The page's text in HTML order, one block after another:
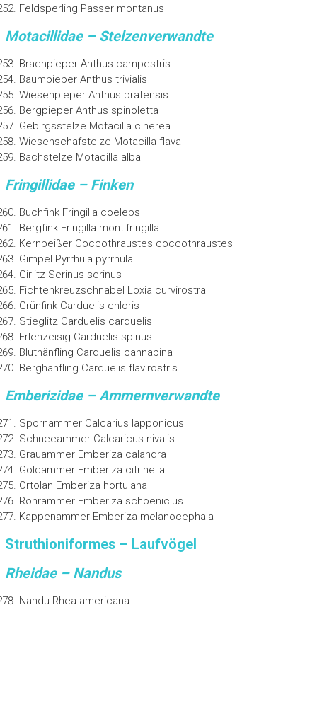
Feldsperling Passer montanus
Motacillidae – Stelzenverwandte
Brachpieper Anthus campestris
Baumpieper Anthus trivialis
Wiesenpieper Anthus pratensis
Bergpieper Anthus spinoletta
Gebirgsstelze Motacilla cinerea
Wiesenschafstelze Motacilla flava
Bachstelze Motacilla alba
Fringillidae – Finken
Buchfink Fringilla coelebs
Bergfink Fringilla montifringilla
Kernbeißer Coccothraustes coccothraustes
Gimpel Pyrrhula pyrrhula
Girlitz Serinus serinus
Fichtenkreuzschnabel Loxia curvirostra
Grünfink Carduelis chloris
Stieglitz Carduelis carduelis
Erlenzeisig Carduelis spinus
Bluthänfling Carduelis cannabina
Berghänfling Carduelis flavirostris
Emberizidae – Ammernverwandte
Spornammer Calcarius lapponicus
Schneeammer Calcaricus nivalis
Grauammer Emberiza calandra
Goldammer Emberiza citrinella
Ortolan Emberiza hortulana
Rohrammer Emberiza schoeniclus
Kappenammer Emberiza melanocephala
Struthioniformes – Laufvögel
Rheidae – Nandus
Nandu Rhea americana